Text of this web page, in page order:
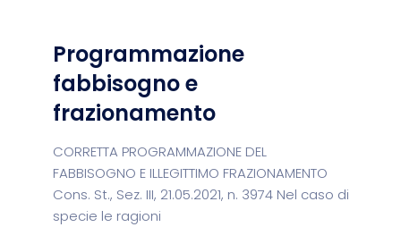
Programmazione
fabbisogno e
frazionamento
CORRETTA PROGRAMMAZIONE DEL
FABBISOGNO E ILLEGITTIMO FRAZIONAMENTO
Cons. St., Sez. III, 21.05.2021, n. 3974 Nel caso di
specie le ragioni